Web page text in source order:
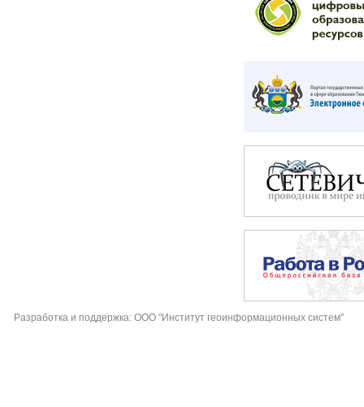
Разработка и поддержка: ООО "Институт геоинформационных систем"